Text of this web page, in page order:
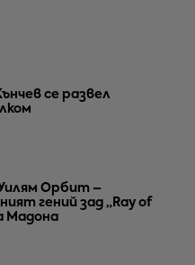
се развел
Уилям Орбит –
гений зад „Ray of
Мадона